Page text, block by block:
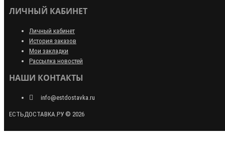
ЛИЧНЫЙ КАБИНЕТ
Личный кабинет
История заказов
Мои закладки
Рассылка новостей
НАШИ КОНТАКТЫ
info@estdostavka.ru
ЕСТЬДОСТАВКА.РУ © 2026